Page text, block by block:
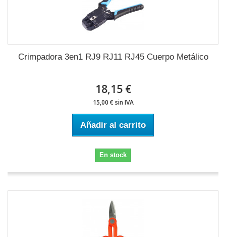
Crimpadora 3en1 RJ9 RJ11 RJ45 Cuerpo Metálico
18,15 €
15,00 € sin IVA
Añadir al carrito
En stock